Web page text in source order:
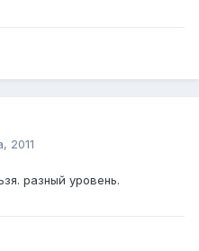
2011
разный уровень.